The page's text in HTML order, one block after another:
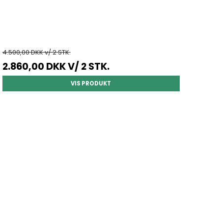
4.500,00 DKK v/ 2 STK.
2.860,00 DKKV/ 2 STK.
VIS PRODUKT